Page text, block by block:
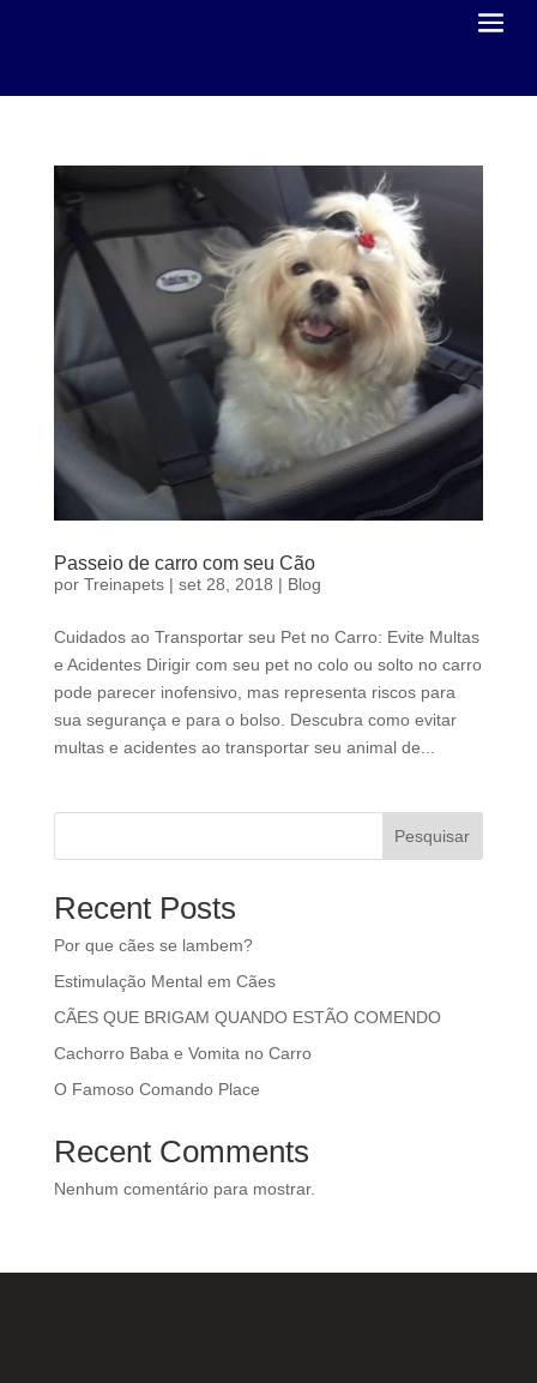
Passeio de carro com seu Cão
por Treinapets| set 28, 2018 | Blog
Cuidados ao Transportar seu Pet no Carro: Evite Multas
e Acidentes Dirigir com seu pet no colo ou solto no carro
pode parecer inofensivo, mas representa riscos para
sua segurança e para o bolso. Descubra como evitar
multas e acidentes ao transportar seu animal de...
Pesquisar
Recent Posts
Por que cães se lambem?
Estimulação Mental em Cães
CÃES QUE BRIGAM QUANDO ESTÃO COMENDO
Cachorro Baba e Vomita no Carro
O Famoso Comando Place
Recent Comments
Nenhum comentário para mostrar.